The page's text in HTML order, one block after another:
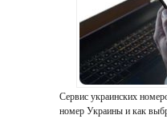
Сервис украинских
номер Украины и как